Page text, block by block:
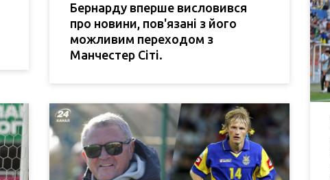
Бернарду вперше висловився
про новини, пов'язані з його
можливим переходом з
Манчестер Сіті.